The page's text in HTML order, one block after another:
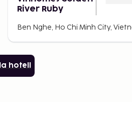
River Ruby
Ben Nghe, Ho Chi Minh City,
hotell